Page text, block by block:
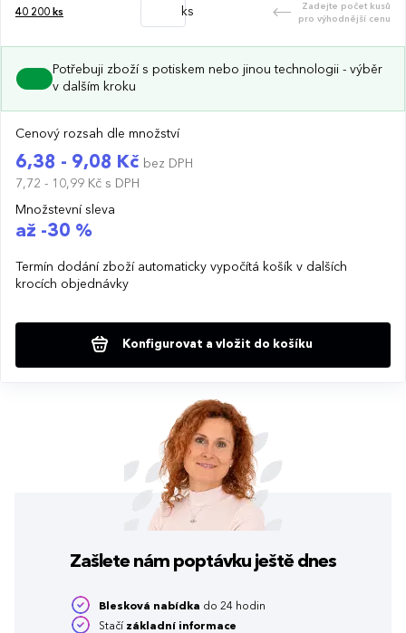
40 200 ks ks
Zadejte počet kusů
pro výhodnější cenu
Potřebuji zboží s potiskem nebo jinou technologii - výběr
v dalším kroku
Cenový rozsah dle množství
6,38 - 9,08 Kč bez DPH
7,72 - 10,99 Kč s DPH
Množstevní sleva
až -30 %
Termín dodání zboží automaticky vypočítá košík v dalších
krocích objednávky
Konfigurovat a vložit do košíku
Zašlete nám poptávku ještě dnes
Blesková nabídka do 24 hodin
Stačí základní informace